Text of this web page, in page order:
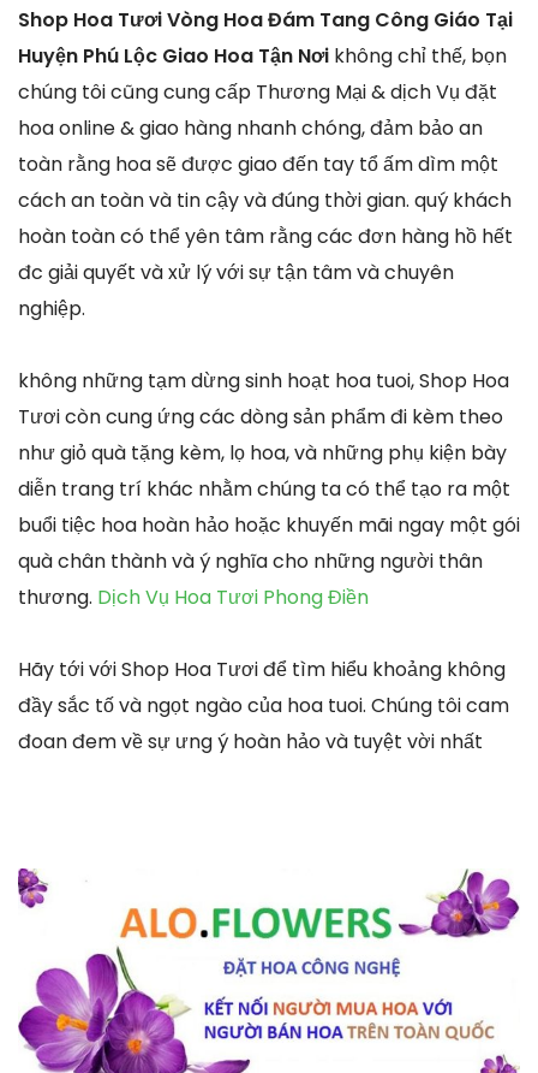
Shop Hoa Tươi Vòng Hoa Đám Tang Công Giáo Tại
Huyện Phú Lộc Giao Hoa Tận Nơi không chỉ thế, bọn
chúng tôi cũng cung cấp Thương Mại & dịch Vụ đặt
hoa online & giao hàng nhanh chóng, đảm bảo an
toàn rằng hoa sẽ được giao đến tay tổ ấm dìm một
cách an toàn và tin cậy và đúng thời gian. quý khách
hoàn toàn có thể yên tâm rằng các đơn hàng hồ hết
đc giải quyết và xử lý với sự tận tâm và chuyên
nghiệp.
không những tạm dừng sinh hoạt hoa tuoi, Shop Hoa
Tươi còn cung ứng các dòng sản phẩm đi kèm theo
như giỏ quà tặng kèm, lọ hoa, và những phụ kiện bày
diễn trang trí khác nhằm chúng ta có thể tạo ra một
buổi tiệc hoa hoàn hảo hoặc khuyến mãi ngay một gói
quà chân thành và ý nghĩa cho những người thân
thương. Dịch Vụ Hoa Tươi Phong Điền
Hãy tới với Shop Hoa Tươi để tìm hiểu khoảng không
đầy sắc tố và ngọt ngào của hoa tuoi. Chúng tôi cam
đoan đem về sự ưng ý hoàn hảo và tuyệt vời nhất